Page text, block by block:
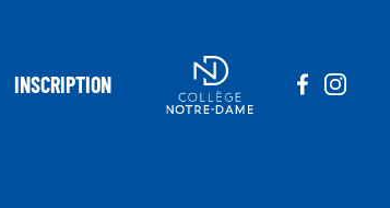
INSCRIPTION